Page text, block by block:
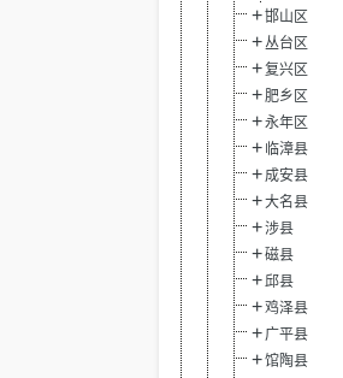
邯山区
丛台区
复兴区
肥乡区
永年区
临漳县
成安县
大名县
涉县
磁县
邱县
鸡泽县
广平县
馆陶县